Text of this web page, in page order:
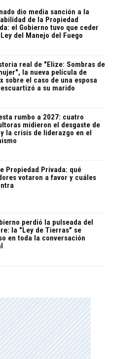
dio media sanción a la
de la Propiedad
el Gobierno tuvo que ceder
del Manejo del Fuego
real de "Elize: Sombras de
la nueva película de
sobre el caso de una esposa
a su marido
rumbo a 2027: cuatro
midieron el desgaste de
la crisis de liderazgo en el
Propiedad Privada: qué
votaron a favor y cuáles
perdió la pulseada del
la "Ley de Tierras" se
en toda la conversación